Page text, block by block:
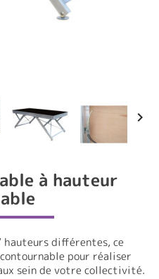

à hauteur
différentes, ce
pour réaliser
sein de votre collectivité.